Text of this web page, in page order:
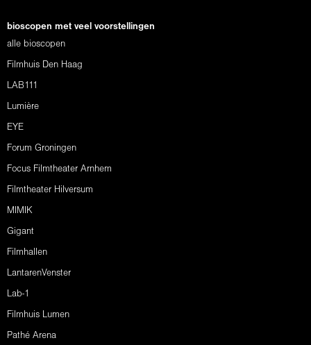
bioscopen met veel voorstellingen
alle bioscopen
Filmhuis Den Haag
LAB111
Lumière
EYE
Forum Groningen
Focus Filmtheater Arnhem
Filmtheater Hilversum
MIMIK
Gigant
Filmhallen
LantarenVenster
Lab-1
Filmhuis Lumen
Pathé Arena